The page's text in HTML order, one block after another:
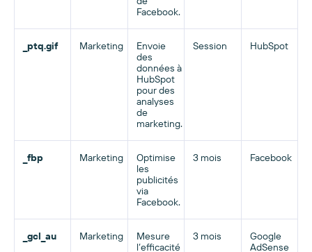
Facebook.
_ptq.gif Marketing
Envoie
des
données à
HubSpot
pour des
analyses
de
marketing.
Session HubSpot
_fbp Marketing
Optimise
les
publicités
via
Facebook.
3 mois Facebook
_gcl_au Marketing
Mesure
l’efficacité
3 mois
Google
AdSense